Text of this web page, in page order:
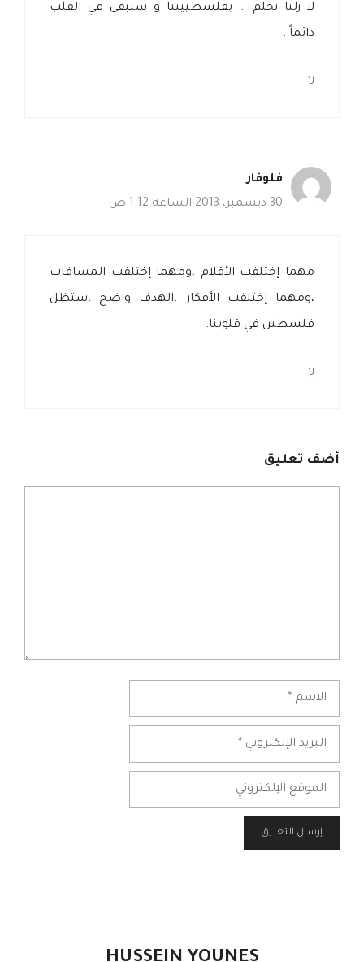
لا زلنا نحلم … بفلسطييننا و ستبقى في القلب
دائماً .
رد
فلوفار
30 ديسمبر، 2013 الساعة 1:12 ص
مهما إختلفت الأقلام ،ومهما إختلفت المسافات
،ومهما إختلفت الأفكار ،الهدف واضح ،ستظل
فلسطين في قلوبنا.
رد
أضف تعليق
الاسم
البريد
الإلكتروني
الموقع
الإلكتروني